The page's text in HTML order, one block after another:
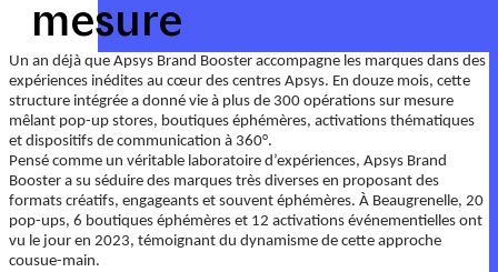
mesure
Un an déjà que Apsys Brand Booster accompagne les marques dans des
expériences inédites au cœur des centres Apsys. En douze mois, cette
structure intégrée a donné vie à plus de 300 opérations sur mesure
mêlant pop-up stores, boutiques éphémères, activations thématiques
et dispositifs de communication à 360°.
Pensé comme un véritable laboratoire d’expériences, Apsys Brand
Booster a su séduire des marques très diverses en proposant des
formats créatifs, engageants et souvent éphémères. À Beaugrenelle, 20
pop-ups, 6 boutiques éphémères et 12 activations événementielles ont
vu le jour en 2023, témoignant du dynamisme de cette approche
cousue-main.